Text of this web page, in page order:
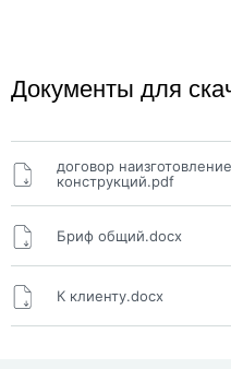
Документы для
договор
конструкций.pdf
Бриф общий.docx
К клиенту.docx